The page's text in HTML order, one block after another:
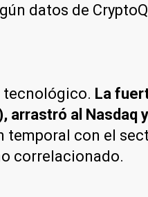
datos de
tecnológico. La
al Nasdaq
temporal con el
correlacionado.